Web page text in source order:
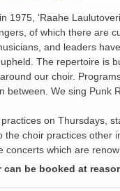
1975, 'Raahe
of which there are
and leaders
The repertoire is
our choir.
between. We sing Punk
on Thursdays,
the choir practices other
concerts which are
can be booked at